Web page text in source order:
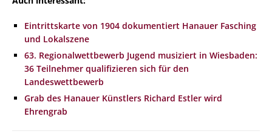
Eintrittskarte von 1904 dokumentiert Hanauer Fasching
und Lokalszene
63. Regionalwettbewerb Jugend musiziert in Wiesbaden:
36 Teilnehmer qualifizieren sich für den
Landeswettbewerb
Grab des Hanauer Künstlers Richard Estler wird
Ehrengrab